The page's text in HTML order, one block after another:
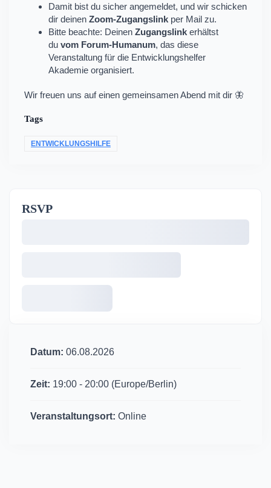
Damit bist du sicher angemeldet, und wir schicken
dir deinen Zoom-Zugangslink per Mail zu.
Bitte beachte: Deinen Zugangslink erhältst
du vom Forum-Humanum, das diese
Veranstaltung für die Entwicklungshelfer
Akademie organisiert.
Wir freuen uns auf einen gemeinsamen Abend mit dir 🦋
Tags
ENTWICKLUNGSHILFE
RSVP
Datum: 06.08.2026
Zeit: 19:00 - 20:00 (Europe/Berlin)
Veranstaltungsort: Online